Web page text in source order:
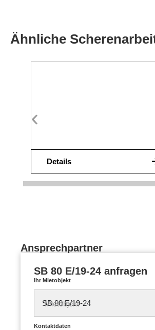
Ähnliche
Details
Ansprechpartner
SB 80 E/19-24 anfragen
Ihr Mietobjekt
Mietobjekt
Kontaktdaten